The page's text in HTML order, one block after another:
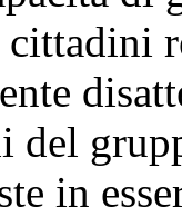
cittadini
del
in